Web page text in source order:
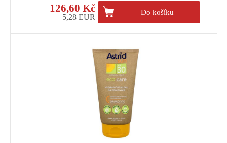
126,60 Kč
5,28 EUR
Do košíku